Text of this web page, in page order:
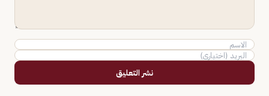
نشر التعليق